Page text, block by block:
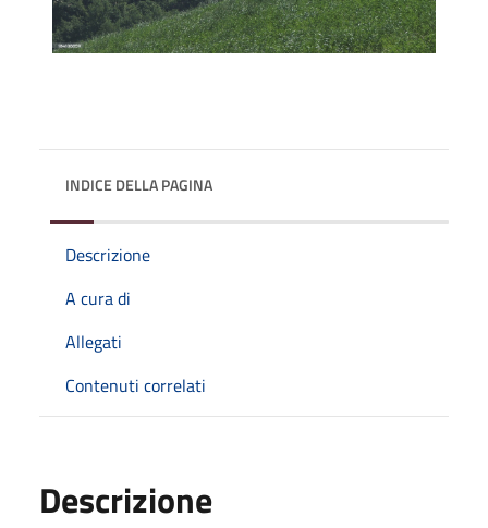
INDICE DELLA PAGINA
Descrizione
A cura di
Allegati
Contenuti correlati
Descrizione